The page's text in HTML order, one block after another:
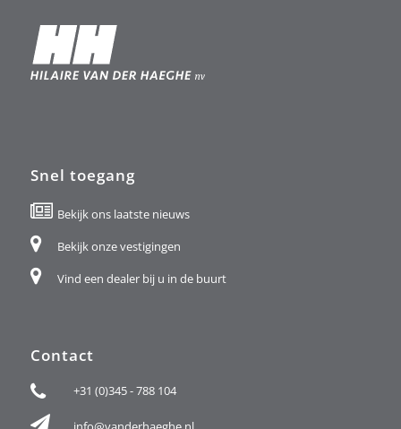
Snel toegang
Bekijk ons laatste nieuws
Bekijk onze vestigingen
Vind een dealer bij u in de buurt
Contact
+31 (0)345 - 788 104